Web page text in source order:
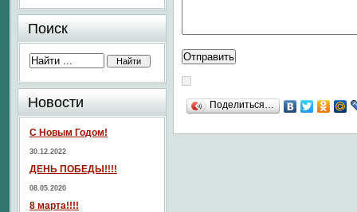
Поделиться…
Поиск
Новости
С Новым Годом!
30.12.2022
ДЕНЬ ПОБЕДЫ!!!!
08.05.2020
8 марта!!!!